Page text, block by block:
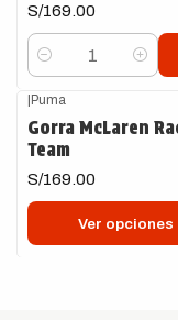
S/169.00
Cantidad
|Puma
Gorra McLaren
Team
S/169.00
Ver opciones